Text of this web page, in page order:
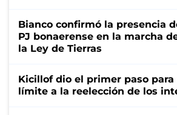
Bianco confirmó la presencia
PJ bonaerense en la marcha
la Ley de Tierras
Kicillof dio el primer paso
límite a la reelección de los